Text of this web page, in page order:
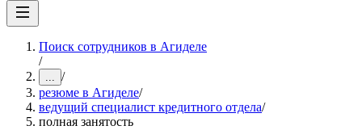
Поиск сотрудников в Агиделе
/
... /
резюме в Агиделе/
ведущий специалист кредитного отдела/
полная занятость